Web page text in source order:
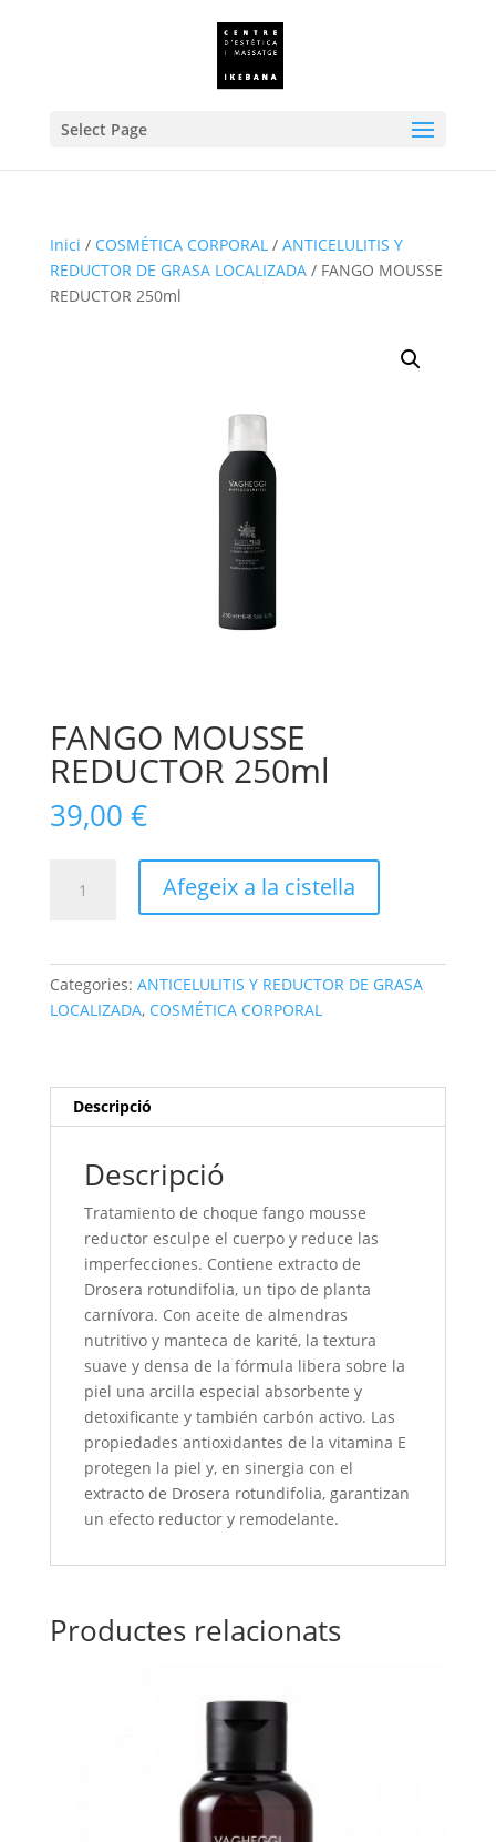
Select Page
Inici / COSMÉTICA CORPORAL/ ANTICELULITIS Y
REDUCTOR DE GRASA LOCALIZADA/ FANGO MOUSSE
REDUCTOR 250ml
FANGO MOUSSE
REDUCTOR 250ml
39,00 €
REDUCTOR
250ml
Afegeix a la cistella
Categories: ANTICELULITIS Y REDUCTOR DE GRASA
LOCALIZADA, COSMÉTICA CORPORAL
Descripció
Descripció
Tratamiento de choque fango mousse
reductor esculpe el cuerpo y reduce las
imperfecciones. Contiene extracto de
Drosera rotundifolia, un tipo de planta
carnívora. Con aceite de almendras
nutritivo y manteca de karité, la textura
suave y densa de la fórmula libera sobre la
piel una arcilla especial absorbente y
detoxificante y también carbón activo. Las
propiedades antioxidantes de la vitamina E
protegen la piel y, en sinergia con el
extracto de Drosera rotundifolia, garantizan
un efecto reductor y remodelante.
Productes relacionats